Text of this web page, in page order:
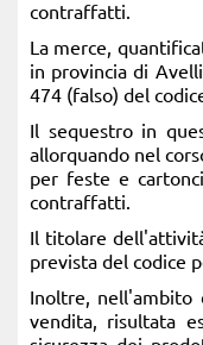
contraffatti.
La merce,
in provincia di
474 (falso) del
Il sequestro in
allorquando nel
per feste e
contraffatti.
Il titolare
prevista del codice
Inoltre, nell'ambito
vendita, risultata